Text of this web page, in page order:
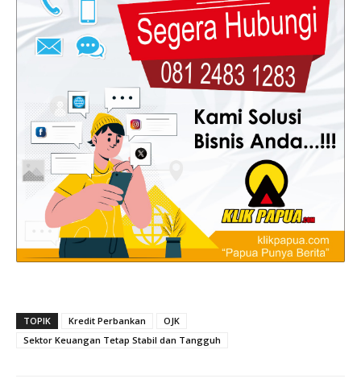
TOPIK Kredit Perbankan
OJK
Sektor Keuangan Tetap Stabil dan Tangguh